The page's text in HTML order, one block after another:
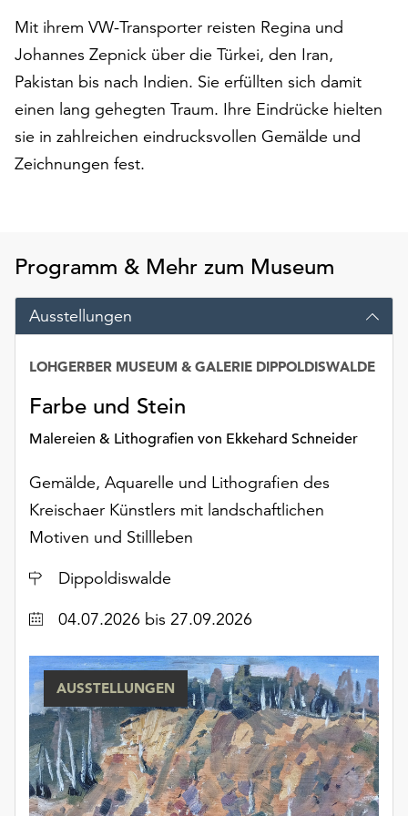
auf
„Alle
akzeptieren“,
um
alle
zu
akzeptieren.
jederzeit
und
widerrufen.
steht
Ihnen
am
Ende
Seite
die
Schaltfläche
„Cookie-
zur
Funktionale
werden
auch
ohne
Ihr
Einverständnis
weiterhin
ausgeführt.
Mit ihrem VW-Transporter reisten Regina und
Johannes Zepnick über die Türkei, den Iran,
Pakistan bis nach Indien. Sie erfüllten sich damit
einen lang gehegten Traum. Ihre Eindrücke hielten
sie in zahlreichen eindrucksvollen Gemälde und
Zeichnungen fest.
Programm & Mehr zum Museum
Ausstellungen
Farbe und Stein
Malereien & Lithografien von Ekkehard Schneider
LOHGERBER MUSEUM & GALERIE DIPPOLDISWALDE
Gemälde, Aquarelle und Lithografien des
Kreischaer Künstlers mit landschaftlichen
Motiven und Stillleben
Ort
Dippoldiswalde
Datum04.07.2026 bis 27.09.2026
AUSSTELLUNGEN